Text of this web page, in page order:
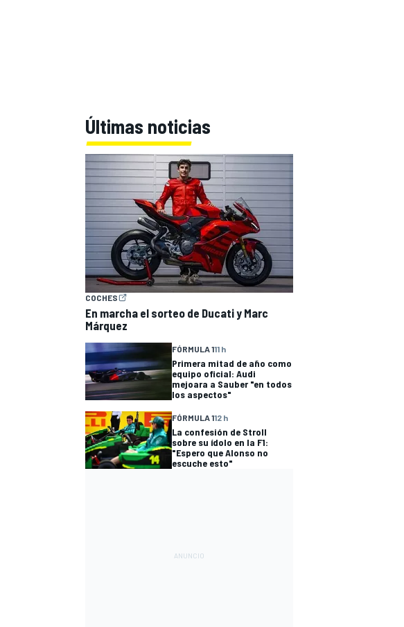
Últimas noticias
COCHES
En marcha el sorteo de Ducati y Marc
Márquez
FÓRMULA 111 h
Primera mitad de año como
equipo oficial: Audi
mejoara a Sauber "en todos
los aspectos"
FÓRMULA 112 h
La confesión de Stroll
sobre su ídolo en la F1:
"Espero que Alonso no
escuche esto"